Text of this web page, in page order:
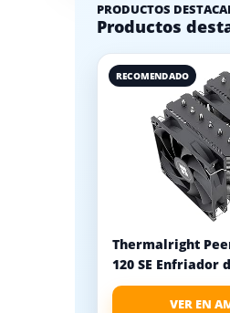
PRODUCTOS
Productos
RECOMENDADO
Thermalright
120 SE Enfriador
VER EN